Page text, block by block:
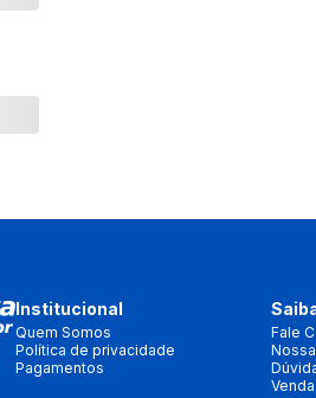
Institucional
Quem Somos
Política de privacidade
Pagamentos
Fale